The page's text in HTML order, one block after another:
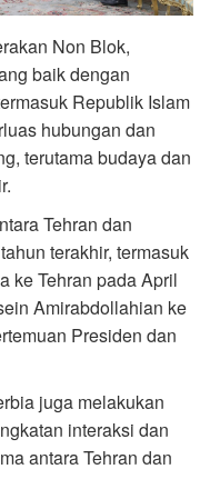
Non Blok,
baik dengan
Republik Islam
hubungan dan
terutama budaya dan
Tehran dan
terakhir, termasuk
ke Tehran pada April
Amirabdollahian ke
Presiden dan
juga melakukan
interaksi dan
antara Tehran dan